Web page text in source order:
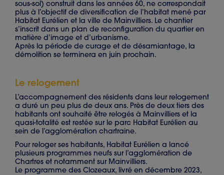
sous-sol) construit dans les années 60, ne correspondait
plus à l’objectif de diversification de l’habitat mené par
Habitat Eurélien et la ville de Mainvilliers. Le chantier
s’inscrit dans un plan de reconfiguration du quartier en
matière d’image et d’urbanisme.
Après la période de curage et de désamiantage, la
démolition se terminera en juin prochain.
Le relogement
L’accompagnement des résidents dans leur relogement
a duré un peu plus de deux ans. Près de deux tiers des
habitants ont souhaité être relogés à Mainvilliers et la
quasi-totalité est restée sur le parc Habitat Eurélien au
sein de l’agglomération chartraine.
Pour reloger ses habitants, Habitat Eurélien a lancé
plusieurs programmes neufs sur l’agglomération de
Chartres et notamment sur Mainvilliers.
Le programme des Clozeaux, livré en décembre 2023,